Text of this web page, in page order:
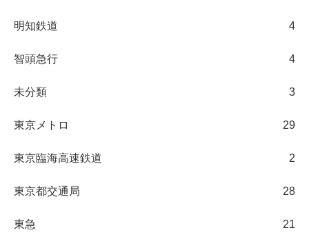
明知鉄道 4
智頭急行 4
未分類 3
東京メトロ 29
東京臨海高速鉄道 2
東京都交通局 28
東急 21